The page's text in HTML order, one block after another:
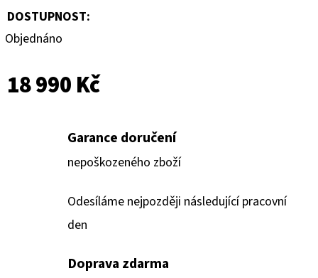
DOSTUPNOST:
Objednáno
18 990 Kč
Garance doručení
nepoškozeného zboží
Odesíláme nejpozději následující pracovní
den
Doprava zdarma